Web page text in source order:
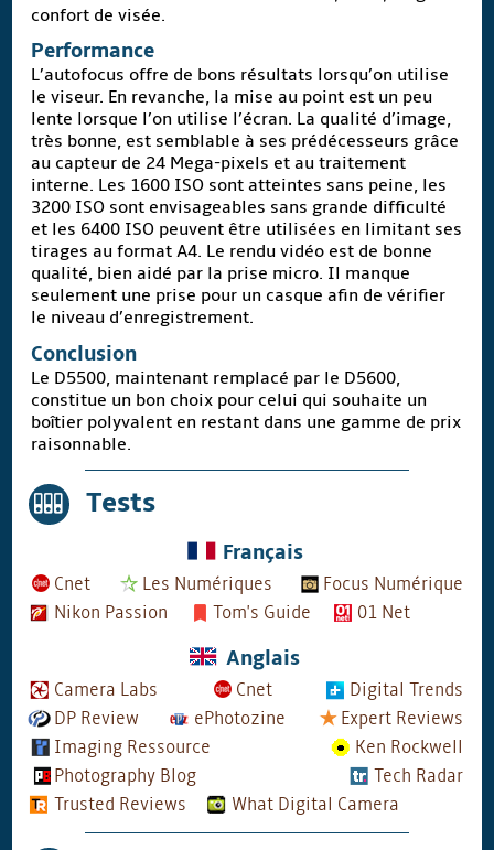
confort de visée.
Performance
L’autofocus offre de bons résultats lorsqu’on utilise
le viseur. En revanche, la mise au point est un peu
lente lorsque l’on utilise l’écran. La qualité d’image,
très bonne, est semblable à ses prédécesseurs grâce
au capteur de 24 Mega-pixels et au traitement
interne. Les 1600 ISO sont atteintes sans peine, les
3200 ISO sont envisageables sans grande difficulté
et les 6400 ISO peuvent être utilisées en limitant ses
tirages au format A4. Le rendu vidéo est de bonne
qualité, bien aidé par la prise micro. Il manque
seulement une prise pour un casque afin de vérifier
le niveau d’enregistrement.
Conclusion
Le D5500, maintenant remplacé par le D5600,
constitue un bon choix pour celui qui souhaite un
boîtier polyvalent en restant dans une gamme de prix
raisonnable.
Tests
Français
Cnet Les Numériques
Focus Numérique
Nikon Passion
Tom's Guide 01 Net
Anglais
Camera Labs Cnet
Digital Trends
DP Review
ePhotozine
Expert Reviews
Imaging Ressource
Ken Rockwell
Photography Blog
Tech Radar
Trusted Reviews
What Digital Camera